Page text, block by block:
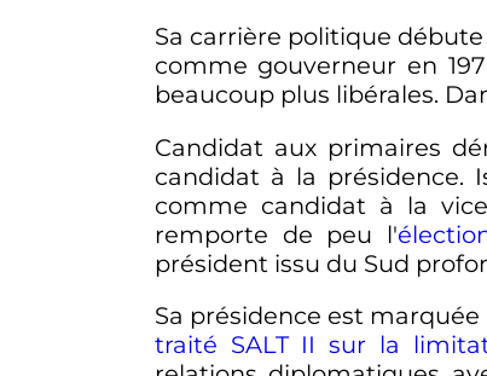
Sa carrière politique
comme gouverneur en
beaucoup plus libérales.
Candidat aux primaires
candidat à la présidence.
comme candidat à la
remporte de peu l'
président issu du Sud
Sa présidence est
traité SALT II sur la